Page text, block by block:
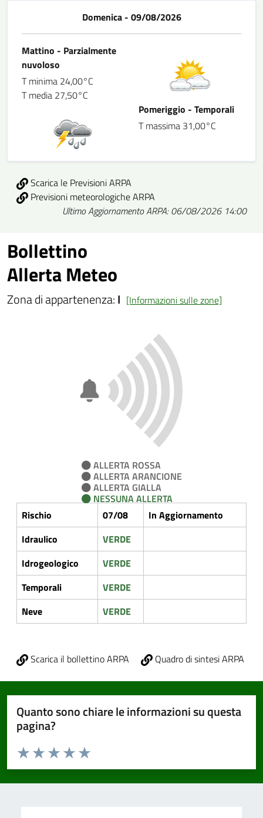
Domenica - 09/08/2026
Mattino - Parzialmente
nuvoloso
T minima 24,00°C
T media 27,50°C
Pomeriggio - Temporali
T massima 31,00°C
Scarica le Previsioni ARPA
Previsioni meteorologiche ARPA
Ultimo Aggiornamento ARPA: 06/08/2026 14:00
Bollettino
Allerta Meteo
Zona di appartenenza:I [Informazioni sulle zone]
ALLERTA ROSSA
ALLERTA ARANCIONE
ALLERTA GIALLA
NESSUNA ALLERTA
Rischio
07/08
In Aggiornamento
Idraulico
VERDE
Idrogeologico
VERDE
Temporali
VERDE
Neve
VERDE
Scarica il bollettino ARPA Quadro di sintesi ARPA
Quanto sono chiare le informazioni su questa
pagina?
Valuta da 1 a 5 stelle la pagina
Valuta 5 stelle su 5
Valuta 4 stelle su 5
Valuta 3 stelle su 5
Valuta 2 stelle su 5
Valuta 1 stelle su 5